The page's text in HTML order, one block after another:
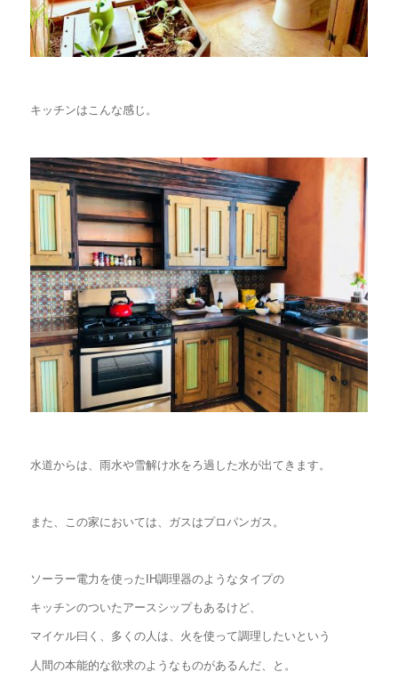
キッチンはこんな感じ。
水道からは、雨水や雪解け水をろ過した水が出てきます。
また、この家においては、ガスはプロパンガス。
ソーラー電力を使ったIH調理器のようなタイプの
キッチンのついたアースシップもあるけど、
マイケル曰く、多くの人は、火を使って調理したいという
人間の本能的な欲求のようなものがあるんだ、と。